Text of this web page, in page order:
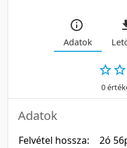
Adatok
0
Adatok
Felvétel hossza:
2ó